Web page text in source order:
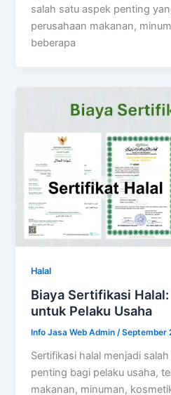
salah satu aspek penting
perusahaan makanan,
beberapa
Halal
Biaya Sertifikasi
untuk Pelaku Usaha
Info Jasa Web Admin/September
Sertifikasi halal menjadi
penting bagi pelaku usaha,
makanan, minuman,